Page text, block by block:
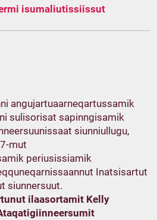
isumaliutissiissut
angujartuaarneqartussamik
sulisorisat sapinngisamik
siunniullugu,
mut
periusissiamik
Inatsisartut
siunnersuut.
ilaasortamit Kelly